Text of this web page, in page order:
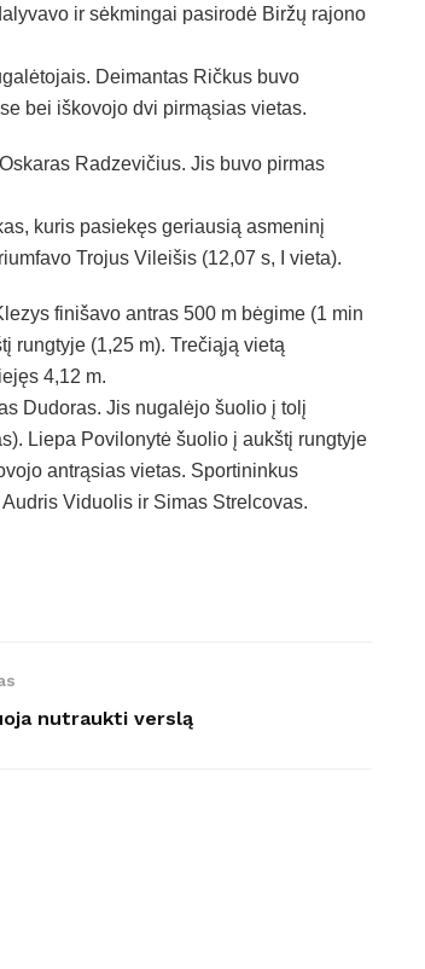
ir sėkmingai pasirodė Biržų rajono
Deimantas Ričkus buvo
bei iškovojo dvi pirmąsias vietas.
Radzevičius. Jis buvo pirmas
kuris pasiekęs geriausią asmeninį
Trojus Vileišis (12,07 s, I vieta).
finišavo antras 500 m bėgime (1 min
rungtyje (1,25 m). Trečiąją vietą
4,12 m.
Dudoras. Jis nugalėjo šuolio į tolį
Liepa Povilonytė šuolio į aukštį rungtyje
antrąsias vietas. Sportininkus
Viduolis ir Simas Strelcovas.
nutraukti verslą